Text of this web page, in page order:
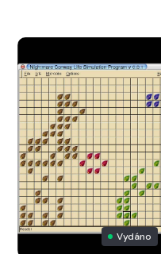
Vydáno